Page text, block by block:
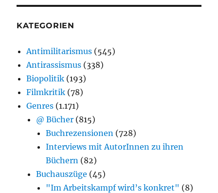
KATEGORIEN
Antimilitarismus (545)
Antirassismus (338)
Biopolitik (193)
Filmkritik (78)
Genres (1.171)
@ Bücher (815)
Buchrezensionen (728)
Interviews mit AutorInnen zu ihren
Büchern (82)
Buchauszüge (45)
"Im Arbeitskampf wird’s konkret" (8)